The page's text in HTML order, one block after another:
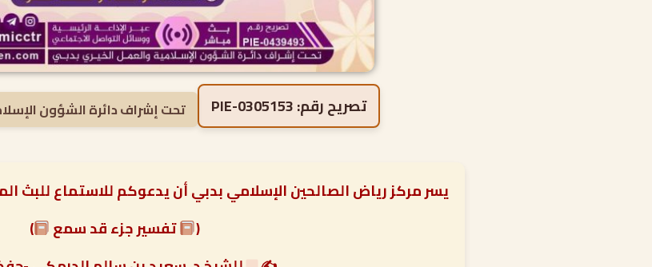
تصريح رقم:PIE-0305153 تحت إشراف دائرة الشؤون
يسر مركز رياض الصالحين الإسلامي بدبي أن يدعوكم للاستماع للبث
(
تفسير جزء قد سمع
)